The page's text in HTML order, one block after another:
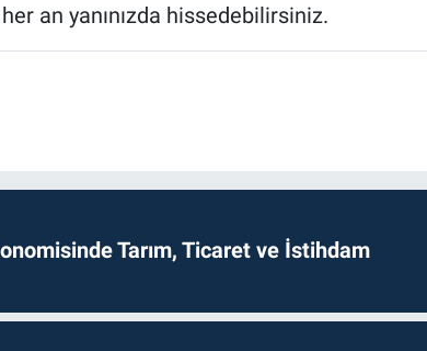
an yanınızda hissedebilirsiniz.
Tarım, Ticaret ve İstihdam